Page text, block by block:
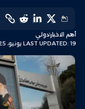
LAST UPDATED: 19 يونيو، 2025 6:43 ص
أهم الاخباردولي